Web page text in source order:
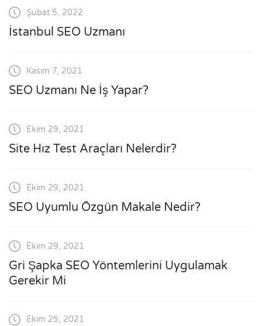
Şubat 5, 2022
İstanbul SEO Uzmanı
Kasım 7, 2021
SEO Uzmanı Ne İş Yapar?
Ekim 29, 2021
Site Hız Test Araçları Nelerdir?
Ekim 29, 2021
SEO Uyumlu Özgün Makale Nedir?
Ekim 29, 2021
Gri Şapka SEO Yöntemlerini Uygulamak
Gerekir Mi
Ekim 25, 2021